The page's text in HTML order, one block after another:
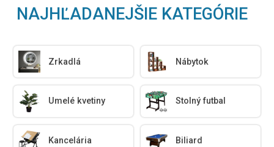
NAJHĽADANEJŠIE KATEGÓRIE
Zrkadlá Nábytok
Umelé kvetiny Stolný futbal
Kancelária Biliard